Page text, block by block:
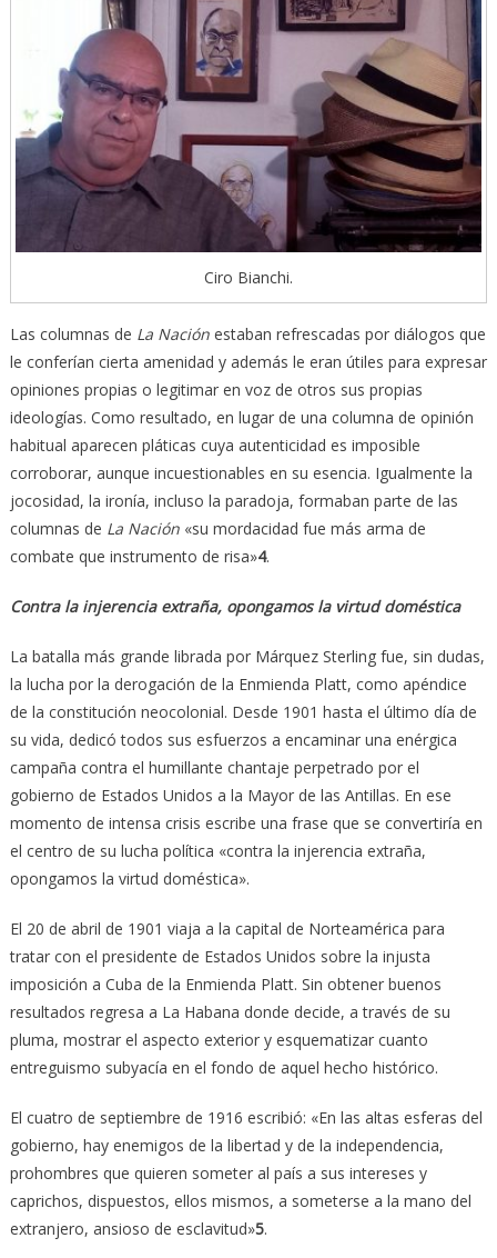
Ciro Bianchi.
Las columnas de La Naciónestaban refrescadas por diálogos que
le conferían cierta amenidad y además le eran útiles para expresar
opiniones propias o legitimar en voz de otros sus propias
ideologías. Como resultado, en lugar de una columna de opinión
habitual aparecen pláticas cuya autenticidad es imposible
corroborar, aunque incuestionables en su esencia. Igualmente la
jocosidad, la ironía, incluso la paradoja, formaban parte de las
columnas de La Nación«su mordacidad fue más arma de
combate que instrumento de risa»4.
Contra la injerencia extraña, opongamos la virtud doméstica
La batalla más grande librada por Márquez Sterling fue, sin dudas,
la lucha por la derogación de la Enmienda Platt, como apéndice
de la constitución neocolonial. Desde 1901 hasta el último día de
su vida, dedicó todos sus esfuerzos a encaminar una enérgica
campaña contra el humillante chantaje perpetrado por el
gobierno de Estados Unidos a la Mayor de las Antillas. En ese
momento de intensa crisis escribe una frase que se convertiría en
el centro de su lucha política «contra la injerencia extraña,
opongamos la virtud doméstica».
El 20 de abril de 1901 viaja a la capital de Norteamérica para
tratar con el presidente de Estados Unidos sobre la injusta
imposición a Cuba de la Enmienda Platt. Sin obtener buenos
resultados regresa a La Habana donde decide, a través de su
pluma, mostrar el aspecto exterior y esquematizar cuanto
entreguismo subyacía en el fondo de aquel hecho histórico.
El cuatro de septiembre de 1916 escribió: «En las altas esferas del
gobierno, hay enemigos de la libertad y de la independencia,
prohombres que quieren someter al país a sus intereses y
caprichos, dispuestos, ellos mismos, a someterse a la mano del
extranjero, ansioso de esclavitud»5.